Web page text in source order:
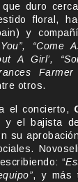
duro
floral,
y
“Come
A Girl’,
otros.
el concierto,
y el bajista
su
“
, y más